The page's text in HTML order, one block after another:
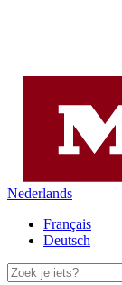
Nederlands
Français
Deutsch